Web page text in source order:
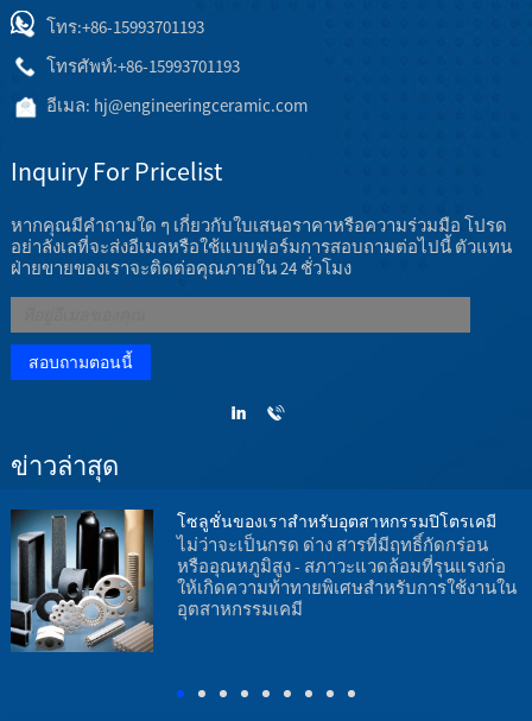
โทร:+86-15993701193
โทรศัพท์:+86-15993701193
อีเมล: hj@engineeringceramic.com
Inquiry For Pricelist
หากคุณมีคำถามใด ๆ เกี่ยวกับใบเสนอราคาหรือความร่วมมือ โปรด
อย่าลังเลที่จะส่งอีเมลหรือใช้แบบฟอร์มการสอบถามต่อไปนี้ ตัวแทน
ฝ่ายขายของเราจะติดต่อคุณภายใน 24 ชั่วโมง
ข่าวล่าสุด
โซลูชั่นของเราสำหรับอุตสาหกรรมปิโตรเคมี
ไม่ว่าจะเป็นกรด ด่าง สารที่มีฤทธิ์กัดกร่อน
หรืออุณหภูมิสูง - สภาวะแวดล้อมที่รุนแรงก่อ
ให้เกิดความท้าทายพิเศษสำหรับการใช้งานใน
อุตสาหกรรมเคมี